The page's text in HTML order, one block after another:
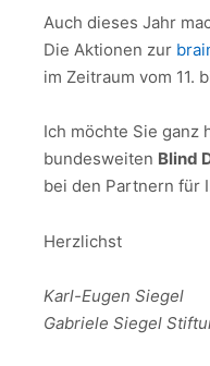
Auch dieses Jahr
Die Aktionen zur
im Zeitraum vom 11.
Ich möchte Sie ganz
bundesweiten Blind
bei den Partnern für
Herzlichst
Karl-Eugen Siegel
Gabriele Siegel